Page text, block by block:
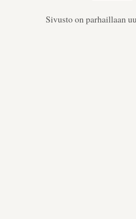
Sivusto on parhaillaan